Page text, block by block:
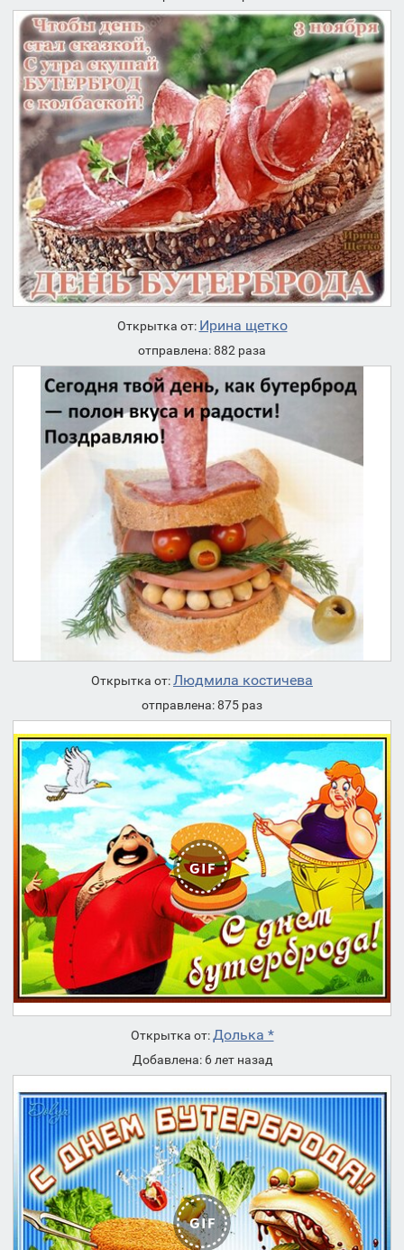
Открытка от: Ирина щетко
отправлена: 882 раза
Открытка от:Людмила костичева
отправлена: 875 раз
Открытка от:Долька *
Добавлена: 6 лет назад